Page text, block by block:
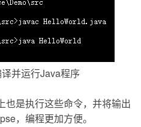
并运行Java程序
是执行这些命令，并将输出
，编程更加方便。